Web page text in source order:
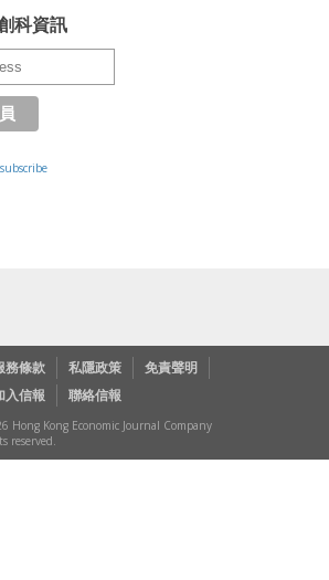
科資訊
務條款 私隱政策
免責聲明
入信報 聯絡信報
Hong Kong Economic Journal Company
reserved.